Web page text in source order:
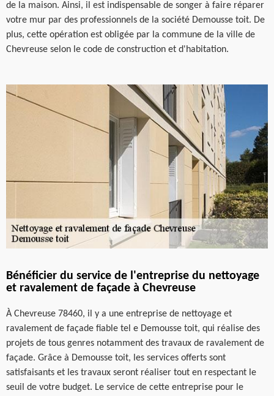
de la maison. Ainsi, il est indispensable de songer à faire réparer
votre mur par des professionnels de la société Demousse toit. De
plus, cette opération est obligée par la commune de la ville de
Chevreuse selon le code de construction et d'habitation.
Bénéficier du service de l'entreprise du nettoyage
et ravalement de façade à Chevreuse
À Chevreuse 78460, il y a une entreprise de nettoyage et
ravalement de façade fiable tel e Demousse toit, qui réalise des
projets de tous genres notamment des travaux de ravalement de
façade. Grâce à Demousse toit, les services offerts sont
satisfaisants et les travaux seront réaliser tout en respectant le
seuil de votre budget. Le service de cette entreprise pour le